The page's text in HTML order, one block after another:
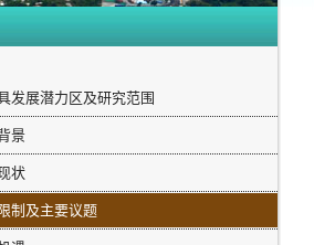
发展潜力区及研究范围
景
状
限制及主要议题